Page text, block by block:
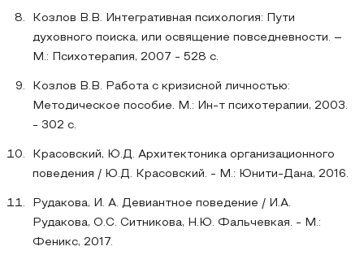
Козлов В.В. Интегративная психология: Пути
духовного поиска, или освящение повседневности. –
М.: Психотерапия, 2007 - 528 с.
Козлов В.В. Работа с кризисной личностью:
Методическое пособие. М.: Ин-т психотерапии, 2003.
- 302 с.
Красовский, Ю.Д. Архитектоника организационного
поведения / Ю.Д. Красовский. - М.: Юнити-Дана, 2016.
Рудакова, И. А. Девиантное поведение / И.А.
Рудакова, О.С. Ситникова, Н.Ю. Фальчевкая. - М.:
Феникс, 2017.